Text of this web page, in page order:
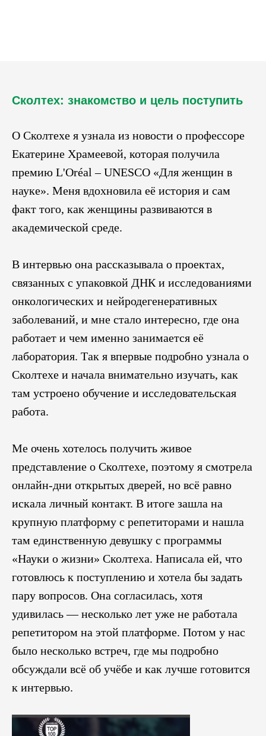
Сколтех: знакомство и цель поступить
О Сколтехе я узнала из новости о профессоре
Екатерине Храмеевой, которая получила
премию L'Oréal – UNESCO «Для женщин в
науке». Меня вдохновила её история и сам
факт того, как женщины развиваются в
академической среде.
В интервью она рассказывала о проектах,
связанных с упаковкой ДНК и исследованиями
онкологических и нейродегенеративных
заболеваний, и мне стало интересно, где она
работает и чем именно занимается её
лаборатория. Так я впервые подробно узнала о
Сколтехе и начала внимательно изучать, как
там устроено обучение и исследовательская
работа.
Ме очень хотелось получить живое
представление о Сколтехе, поэтому я смотрела
онлайн‑дни открытых дверей, но всё равно
искала личный контакт. В итоге зашла на
крупную платформу с репетиторами и нашла
там единственную девушку с программы
«Науки о жизни» Сколтеха. Написала ей, что
готовлюсь к поступлению и хотела бы задать
пару вопросов. Она согласилась, хотя
удивилась — несколько лет уже не работала
репетитором на этой платформе. Потом у нас
было несколько встреч, где мы подробно
обсуждали всё об учёбе и как лучше готовится
к интервью.